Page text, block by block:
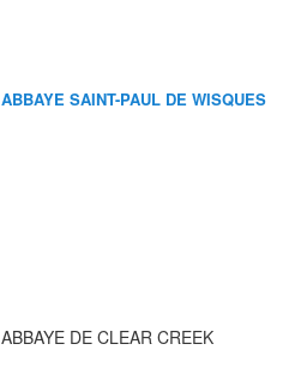
ABBAYE SAINT-PAUL DE WISQUES
ABBAYE DE CLEAR CREEK